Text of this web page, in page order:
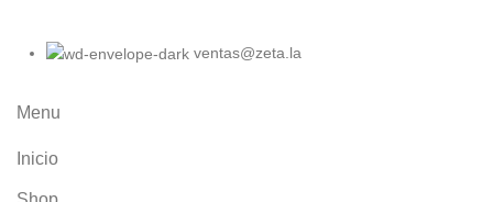
ventas@zeta.la
Menu
Inicio